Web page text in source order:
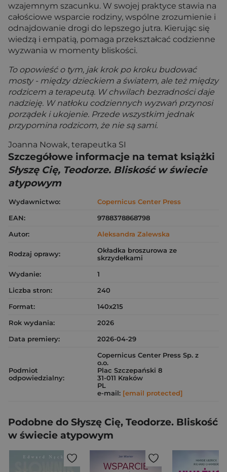
wzajemnym szacunku. W swojej praktyce stawia na
całościowe wsparcie rodziny, wspólne zrozumienie i
odnajdowanie drogi do lepszego jutra. Kierując się
wiedzą i empatią, pomaga przekształcać codzienne
wyzwania w momenty bliskości.
To opowieść o tym, jak krok po kroku budować
mosty - między dzieckiem a światem, ale też między
rodzicem a terapeutą. W chwilach bezradności daje
nadzieję. W natłoku codziennych wyzwań przynosi
porządek i ukojenie. Przede wszystkim jednak
przypomina rodzicom, że nie są sami.
Joanna Nowak, terapeutka SI
Szczegółowe informacje na temat książki
Słyszę Cię, Teodorze. Bliskość w świecie
atypowym
Wydawnictwo:
Copernicus Center Press
EAN:
9788378868798
Autor:
Aleksandra Zalewska
Rodzaj oprawy:
Okładka broszurowa ze
skrzydełkami
Wydanie:
1
Liczba stron:
240
Format:
140x215
Rok wydania:
2026
Data premiery:
2026-04-29
Podmiot
odpowiedzialny:
Copernicus Center Press Sp. z
o.o.
Plac Szczepański 8
31-011 Kraków
PL
e-mail: [email protected]
Podobne do Słyszę Cię, Teodorze. Bliskość
w świecie atypowym